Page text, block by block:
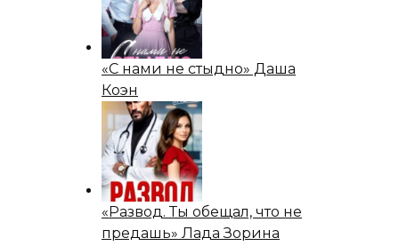
«С нами не стыдно» Даша
Коэн
«Развод. Ты обещал, что не
предашь» Лада Зорина